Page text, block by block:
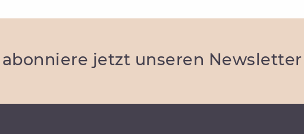
jetzt unseren Newsletter